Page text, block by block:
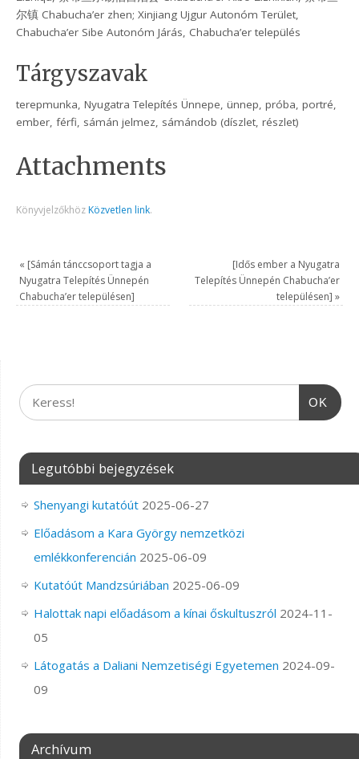
尔镇 Chabucha’er zhen; Xinjiang Ujgur Autonóm Terület,
Chabucha’er Sibe Autonóm Járás, Chabucha’er település
Tárgyszavak
terepmunka, Nyugatra Telepítés Ünnepe, ünnep, próba, portré,
ember, férfi, sámán jelmez, sámándob (díszlet, részlet)
Attachments
Könyvjelzőkhöz Közvetlen link.
« [Sámán tánccsoport tagja a
Nyugatra Telepítés Ünnepén
Chabucha’er településen]
[Idős ember a Nyugatra
Telepítés Ünnepén Chabucha’er
településen] »
OK
Legutóbbi bejegyzések
Shenyangi kutatóút 2025-06-27
Előadásom a Kara György nemzetközi
emlékkonferencián 2025-06-09
Kutatóút Mandzsúriában 2025-06-09
Halottak napi előadásom a kínai őskultuszról 2024-11-
05
Látogatás a Daliani Nemzetiségi Egyetemen 2024-09-
09
Archívum